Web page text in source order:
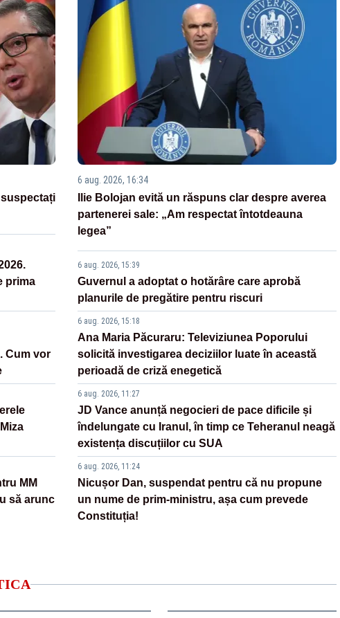
prima
Cum vor
MM
să arunc
6 aug. 2026, 16:34
Ilie Bolojan evită un răspuns clar despre averea
partenerei sale: „Am respectat întotdeauna
legea”
6 aug. 2026, 15:39
Guvernul a adoptat o hotărâre care aprobă
planurile de pregătire pentru riscuri
6 aug. 2026, 15:18
Ana Maria Păcuraru: Televiziunea Poporului
solicită investigarea deciziilor luate în această
perioadă de criză enegetică
6 aug. 2026, 11:27
JD Vance anunță negocieri de pace dificile și
îndelungate cu Iranul, în timp ce Teheranul neagă
existența discuțiilor cu SUA
6 aug. 2026, 11:24
Nicușor Dan, suspendat pentru că nu propune
un nume de prim-ministru, așa cum prevede
Constituția!